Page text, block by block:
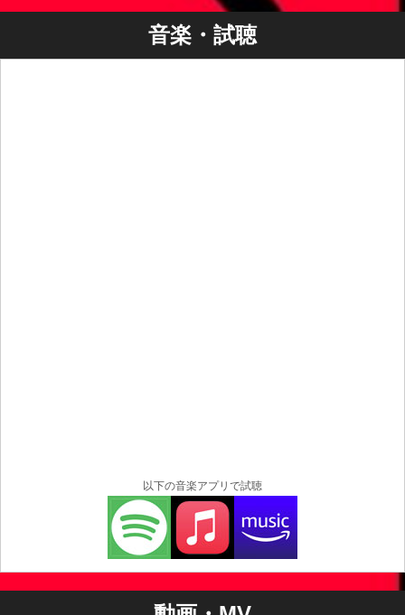
音楽・試聴
以下の音楽アプリで試聴